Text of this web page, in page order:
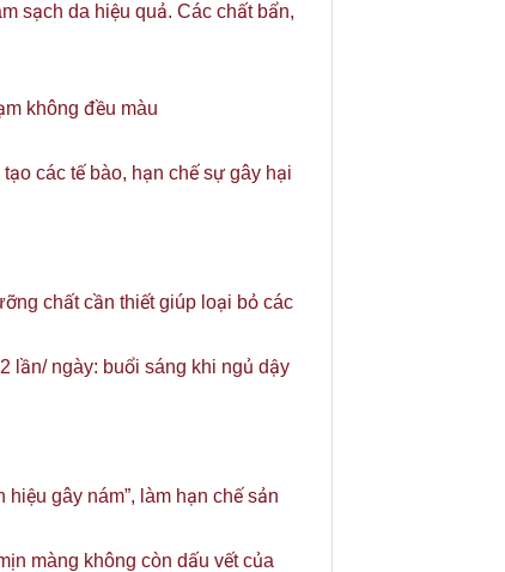
sạch da hiệu quả. Các chất bẩn,
không đều màu
các tế bào, hạn chế sự gây hại
chất cần thiết giúp loại bỏ các
lần/ ngày: buổi sáng khi ngủ dậy
gây nám”, làm hạn chế sản
màng không còn dấu vết của